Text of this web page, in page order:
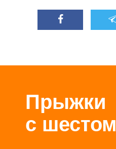
Прыжки
с шестом